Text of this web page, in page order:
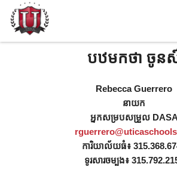
បឋមកថា ចូន
Rebecca Guerrero
នាយក
អ្នកសម្របសម្រួល DASA
ការិយាល័យធំ៖
ទូរសារចម្បង៖